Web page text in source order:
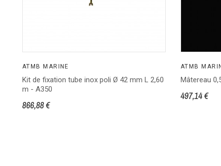
ATMB MARINE
Kit de fixation tube inox poli Ø 42 mm L 2,60
m - A350
866,88 €
ATMB
Mâtereau
497,14 €